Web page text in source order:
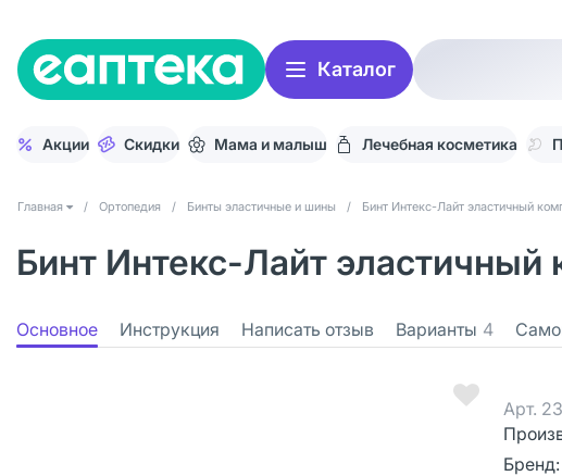
Каталог
Акции Скидки Мама и малыш Лечебная косметика
Главная / Ортопедия / Бинты эластичные и шины / Бинт Интекс-Лайт эластичный
Бинт Интекс-Лайт
Основное Инструкция Написать отзыв Варианты 4
Арт.
Бренд: